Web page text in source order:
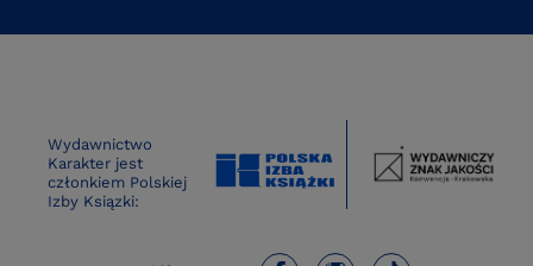
Wydawnictwo
Karakter jest
członkiem Polskiej
Izby Ksiązki: